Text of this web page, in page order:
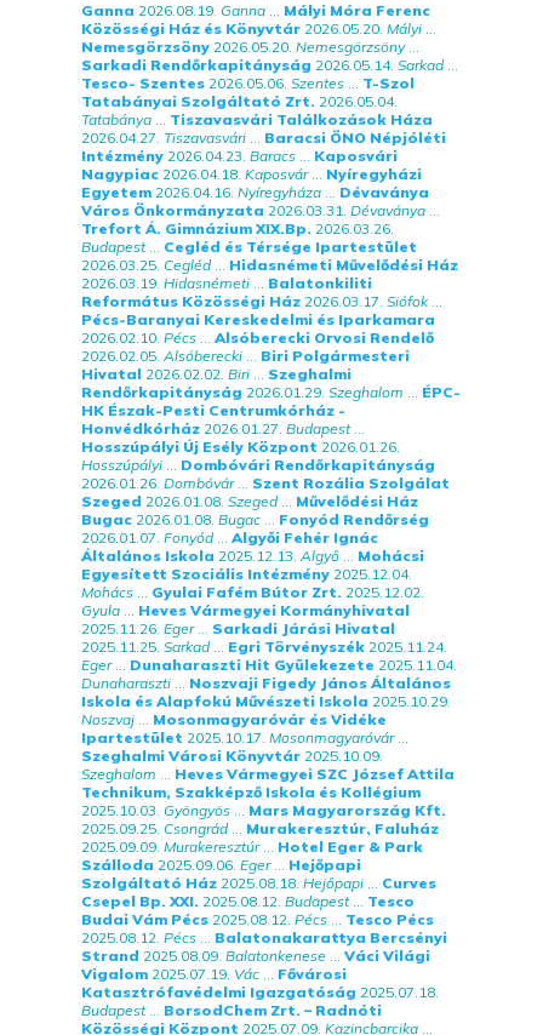
Ganna 2026.08.19. Ganna ... Mályi Móra Ferenc
Közösségi Ház és Könyvtár 2026.05.20. Mályi ...
Nemesgörzsöny 2026.05.20. Nemesgörzsöny...
Sarkadi Rendőrkapitányság 2026.05.14. Sarkad...
Tesco- Szentes 2026.05.06. Szentes ... T-Szol
Tatabányai Szolgáltató Zrt. 2026.05.04.
Tatabánya ... Tiszavasvári Találkozások Háza
2026.04.27. Tiszavasvári ... Baracsi ÖNO Népjóléti
Intézmény 2026.04.23. Baracs ... Kaposvári
Nagypiac 2026.04.18. Kaposvár... Nyíregyházi
Egyetem 2026.04.16. Nyíregyháza ... Dévaványa
Város Önkormányzata 2026.03.31. Dévaványa ...
Trefort Á. Gimnázium XIX.Bp. 2026.03.26.
Budapest... Cegléd és Térsége Ipartestület
2026.03.25. Cegléd... Hidasnémeti Művelődési Ház
2026.03.19. Hidasnémeti ... Balatonkiliti
Református Közösségi Ház 2026.03.17. Siófok ...
Pécs-Baranyai Kereskedelmi és Iparkamara
2026.02.10. Pécs ... Alsóberecki Orvosi Rendelő
2026.02.05. Alsóberecki ... Biri Polgármesteri
Hivatal 2026.02.02. Biri ... Szeghalmi
Rendőrkapitányság 2026.01.29. Szeghalom ... ÉPC-
HK Észak-Pesti Centrumkórház -
Honvédkórház 2026.01.27. Budapest...
Hosszúpályi Új Esély Központ 2026.01.26.
Hosszúpályi ... Dombóvári Rendőrkapitányság
2026.01.26. Dombóvár... Szent Rozália Szolgálat
Szeged 2026.01.08. Szeged... Művelődési Ház
Bugac 2026.01.08. Bugac ... Fonyód Rendőrség
2026.01.07. Fonyód... Algyői Fehér Ignác
Általános Iskola 2025.12.13. Algyő ... Mohácsi
Egyesített Szociális Intézmény 2025.12.04.
Mohács ... Gyulai Fafém Bútor Zrt. 2025.12.02.
Gyula ... Heves Vármegyei Kormányhivatal
2025.11.26. Eger... Sarkadi Járási Hivatal
2025.11.25. Sarkad... Egri Törvényszék 2025.11.24.
Eger... Dunaharaszti Hit Gyülekezete 2025.11.04.
Dunaharaszti ... Noszvaji Figedy János Általános
Iskola és Alapfokú Művészeti Iskola 2025.10.29.
Noszvaj ... Mosonmagyaróvár és Vidéke
Ipartestület 2025.10.17. Mosonmagyaróvár...
Szeghalmi Városi Könyvtár 2025.10.09.
Szeghalom ... Heves Vármegyei SZC József Attila
Technikum, Szakképző Iskola és Kollégium
2025.10.03. Gyöngyös ... Mars Magyarország Kft.
2025.09.25. Csongrád... Murakeresztúr, Faluház
2025.09.09. Murakeresztúr... Hotel Eger & Park
Szálloda 2025.09.06. Eger... Hejőpapi
Szolgáltató Ház 2025.08.18. Hejőpapi ... Curves
Csepel Bp. XXI. 2025.08.12. Budapest... Tesco
Budai Vám Pécs 2025.08.12. Pécs ... Tesco Pécs
2025.08.12. Pécs ... Balatonakarattya Bercsényi
Strand 2025.08.09. Balatonkenese ... Váci Világi
Vigalom 2025.07.19. Vác ... Fővárosi
Katasztrófavédelmi Igazgatóság 2025.07.18.
Budapest... BorsodChem Zrt. – Radnóti
Közösségi Központ 2025.07.09. Kazincbarcika ...